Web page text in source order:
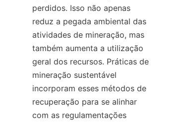
perdidos. Isso não apenas
reduz a pegada ambiental das
atividades de mineração, mas
também aumenta a utilização
geral dos recursos. Práticas de
mineração sustentável
incorporam esses métodos de
recuperação para se alinhar
com as regulamentações